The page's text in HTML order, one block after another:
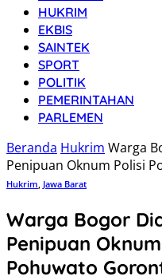
HUKRIM
EKBIS
SAINTEK
SPORT
POLITIK
PEMERINTAHAN
PARLEMEN
Beranda Hukrim Warga
Penipuan Oknum Polisi
Hukrim, Jawa Barat
Warga Bogor
Penipuan
Pohuwato